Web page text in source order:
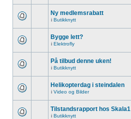
Ny medlemsrabatt
i Butikknytt
Bygge lett?
i Elektrofly
På tilbud denne uken!
i Butikknytt
Helikopterdag i steindalen
i Video og Bilder
Tilstandsrapport hos Skala1
i Butikknytt